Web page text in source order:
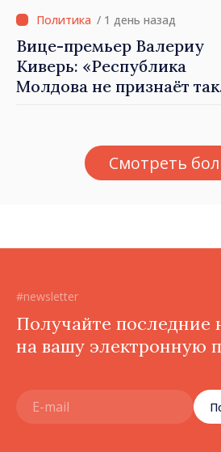
/ 1 день назад
Вице-премьер Валериу
Киверь: «Республика
Молдова не признаёт так
осуществлённые
тираспольскими
Смотреть
#newsletter
Получайте последние
на вашу электронную